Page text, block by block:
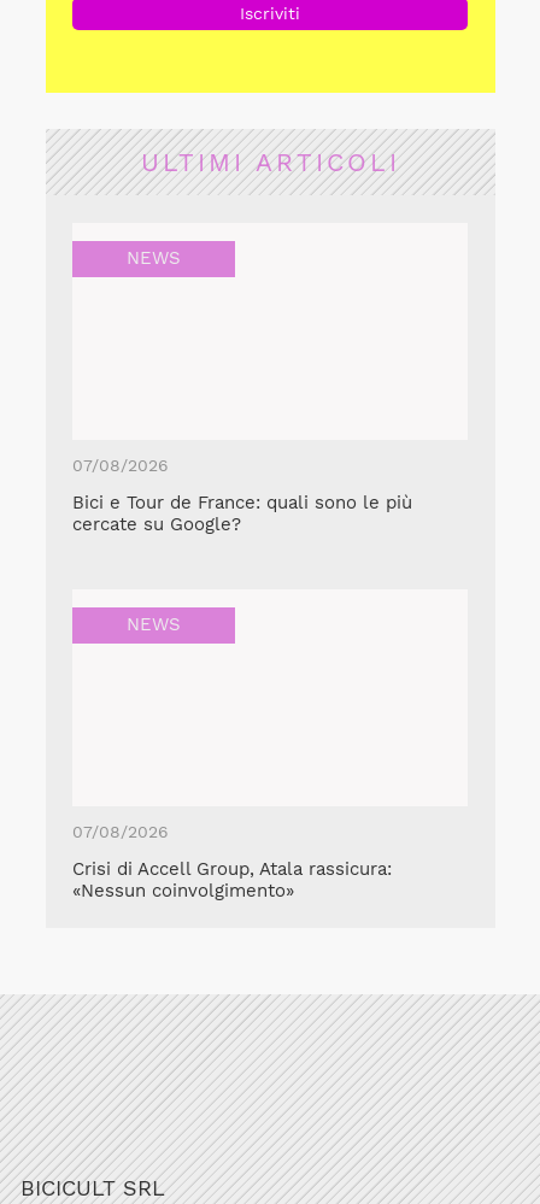
ULTIMI ARTICOLI
NEWS
07/08/2026
Bici e Tour de France: quali sono le più
cercate su Google?
NEWS
07/08/2026
Crisi di Accell Group, Atala rassicura:
«Nessun coinvolgimento»
BICICULT SRL